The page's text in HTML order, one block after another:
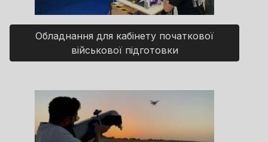
Обладнання для кабінету початкової
військової підготовки